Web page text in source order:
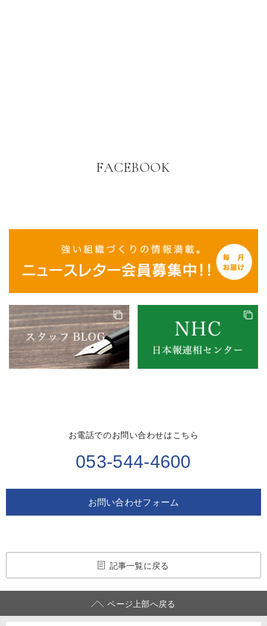
FACEBOOK
お電話でのお問い合わせはこちら
053-544-4600
お問い合わせフォーム
記事一覧に戻る
ページ上部へ戻る